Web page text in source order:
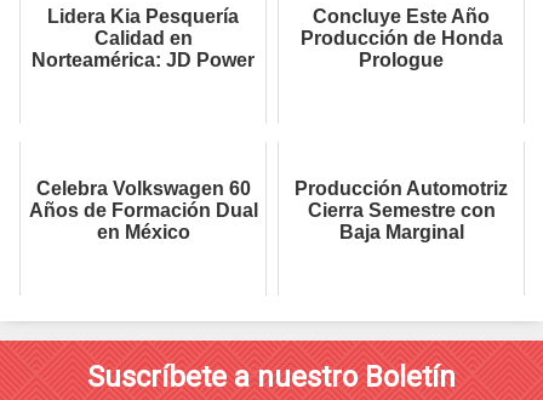
Lidera Kia Pesquería
Calidad en
Norteamérica: JD Power
Concluye Este Año
Producción de Honda
Prologue
Celebra Volkswagen 60
Años de Formación Dual
en México
Producción Automotriz
Cierra Semestre con
Baja Marginal
Suscríbete a nuestro Boletín